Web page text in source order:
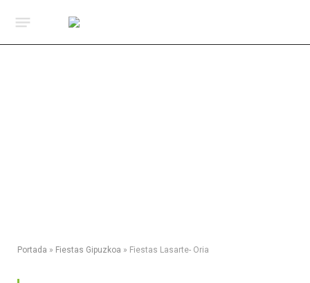
Portada » Fiestas Gipuzkoa » Fiestas Lasarte- Oria